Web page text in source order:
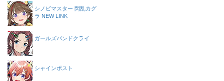
シノビマスター 閃乱カグ
ラ NEW LINK
ガールズバンドクライ
シャインポスト